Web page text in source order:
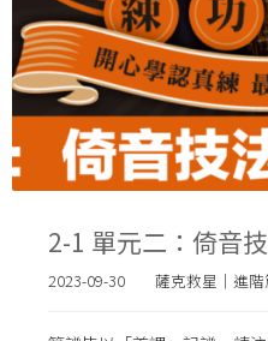
2-1 單元二：倚音
2023-09-30 薩克救星｜進階